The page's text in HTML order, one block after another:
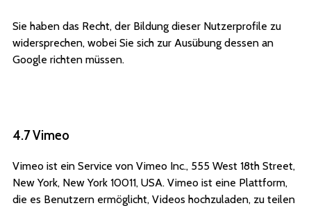
Sie haben das Recht, der Bildung dieser Nutzerprofile zu
widersprechen, wobei Sie sich zur Ausübung dessen an
Google richten müssen.
4.7 Vimeo
Vimeo ist ein Service von Vimeo Inc., 555 West 18th Street,
New York, New York 10011, USA. Vimeo ist eine Plattform,
die es Benutzern ermöglicht, Videos hochzuladen, zu teilen